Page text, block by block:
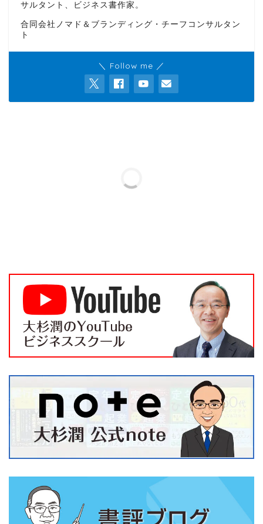
サルタント、ビジネス書作家。
合同会社ノマド＆ブランディング・チーフコンサルタン
ト
＼ Follow me ／